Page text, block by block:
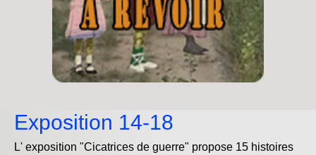
Exposition 14-18
L' exposition "Cicatrices de guerre" propose 15 histoires